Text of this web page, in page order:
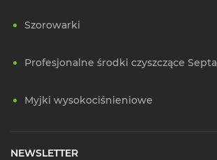
Szorowarki
Profesjonalne środki czyszczące Septa
Myjki wysokociśnieniowe
NEWSLETTER